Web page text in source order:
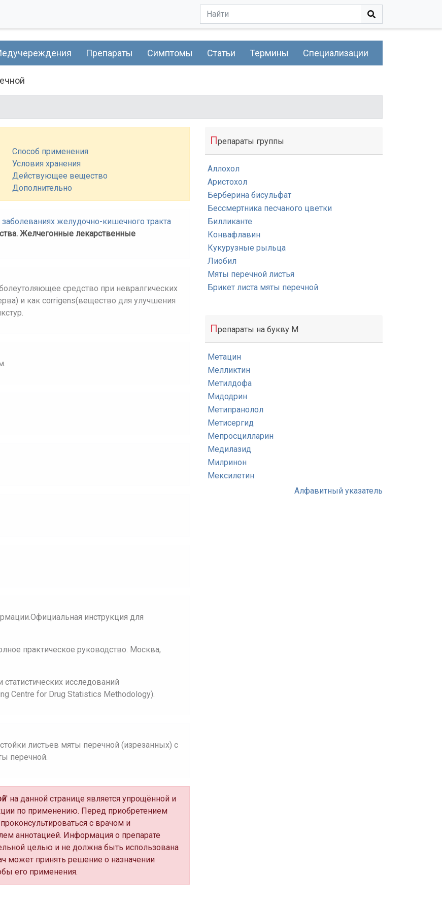
Препараты Симптомы Статьи Термины Специализации
Способ применения
Условия хранения
Действующее вещество
Дополнительно
желудочно-кишечного тракта
Желчегонные лекарственные
средство при невралгических
и как corrigens(вещество для улучшения
инструкция для
практическое руководство. Москва,
исследований
Centre for Drug Statistics Methodology).
листьев мяты перечной (изрезанных) с
перечной.
' на данной странице является упрощённой и
по применению. Перед приобретением
с врачом и
аннотацией. Информация о препарате
целью и не должна быть использована
может принять решение о назначении
его применения.
Препараты группы
Аллохол
Аристохол
Берберина бисульфат
Бессмертника песчаного цветки
Билликанте
Конвафлавин
Кукурузные рыльца
Лиобил
Мяты перечной листья
Брикет листа мяты перечной
Препараты на букву М
Метацин
Мелликтин
Метилдофа
Мидодрин
Метипранолол
Метисергид
Мепросцилларин
Медилазид
Милринон
Мексилетин
Алфавитный указатель